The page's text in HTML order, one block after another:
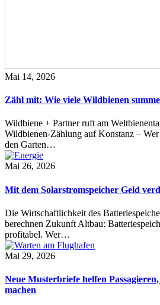
Mai 14, 2026
Zähl mit: Wie viele Wildbienen
Wildbiene + Partner ruft am
Wildbienen-Zählung auf Konstanz –
den Garten…
Mai 26, 2026
Mit dem Solarstromspeicher Geld
Die Wirtschaftlichkeit des
berechnen Zukunft Altbau:
profitabel. Wer…
Mai 29, 2026
Neue Musterbriefe helfen
machen